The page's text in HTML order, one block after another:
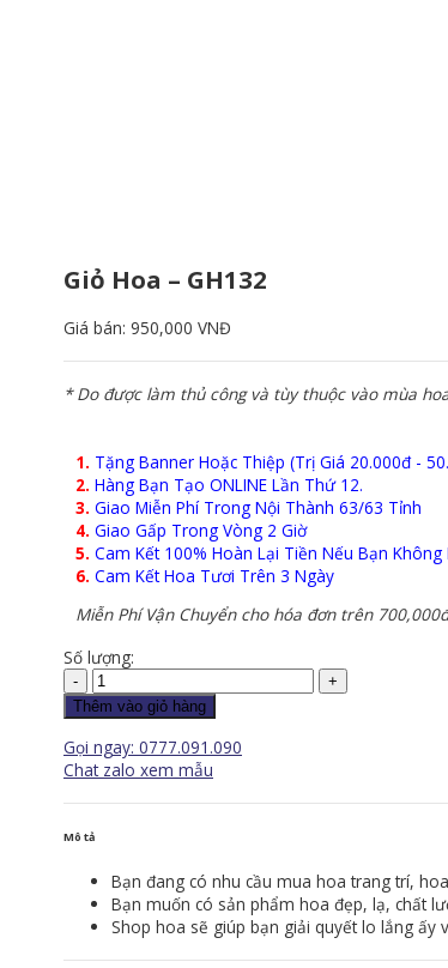
Giỏ Hoa – GH132
Giá bán: 950,000 VNĐ
* Do được làm thủ công và tùy thuộc vào mùa
1. Tặng Banner Hoặc Thiệp (Trị Giá 20.000đ -
2. Hàng Bạn Tạo ONLINE Lần Thứ 12.
3. Giao Miễn Phí Trong Nội Thành 63/63 Tỉnh
4. Giao Gấp Trong Vòng 2 Giờ
5. Cam Kết 100% Hoàn Lại Tiền Nếu Bạn Không
6. Cam Kết Hoa Tươi Trên 3 Ngày
Miễn Phí Vận Chuyển cho hóa đơn trên
Số lượng:
Giỏ
Hoa
-
GH132
số
Thêm vào giỏ hàng
Gọi ngay: 0777.091.090
Chat zalo xem mẫu
Mô tả
Bạn đang có nhu cầu mua hoa trang trí,
Bạn muốn có sản phẩm hoa đẹp, lạ, chất
Shop hoa sẽ giúp bạn giải quyết lo lắng ấy